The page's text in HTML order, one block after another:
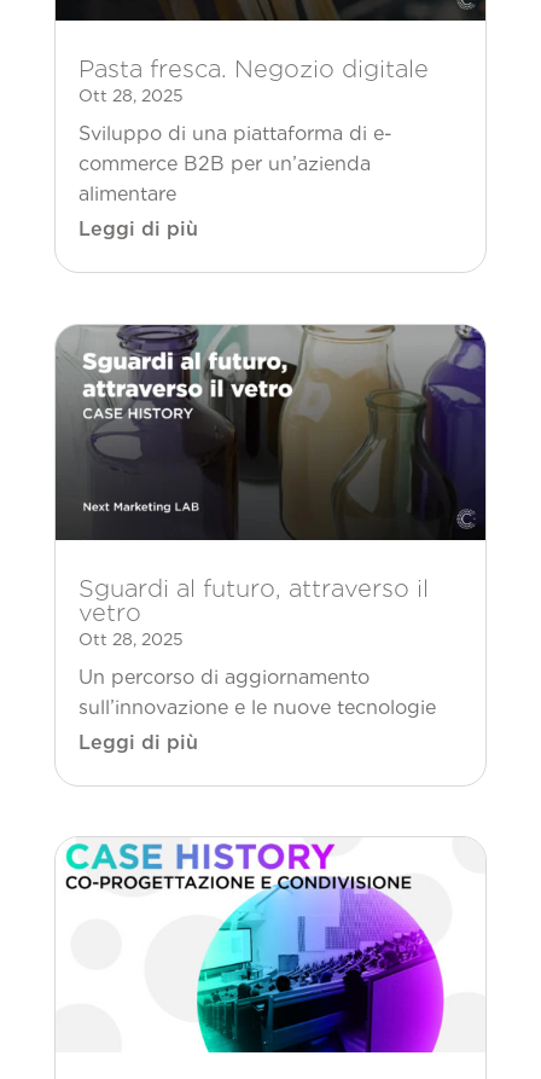
Pasta fresca. Negozio digitale
Ott 28, 2025
Sviluppo di una piattaforma di e-
commerce B2B per un’azienda
alimentare
Leggi di più
Sguardi al futuro, attraverso il
vetro
Ott 28, 2025
Un percorso di aggiornamento
sull’innovazione e le nuove tecnologie
Leggi di più